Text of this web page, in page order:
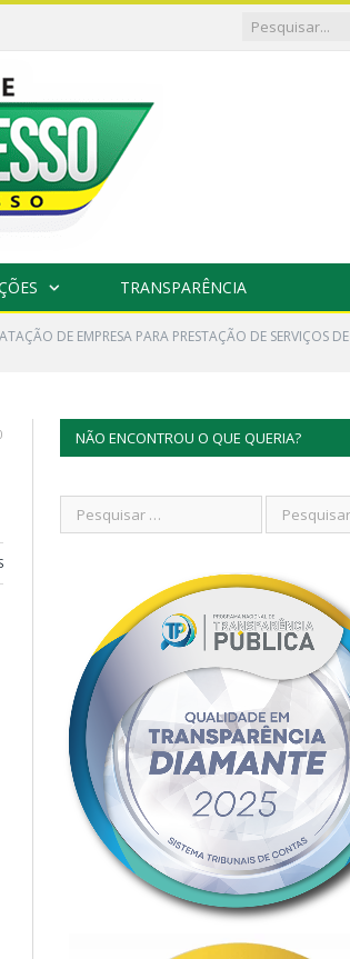
TRANSPARÊNCIA
DE EMPRESA PARA PRESTAÇÃO DE SERVIÇOS DE
NÃO ENCONTROU O QUE QUERIA?